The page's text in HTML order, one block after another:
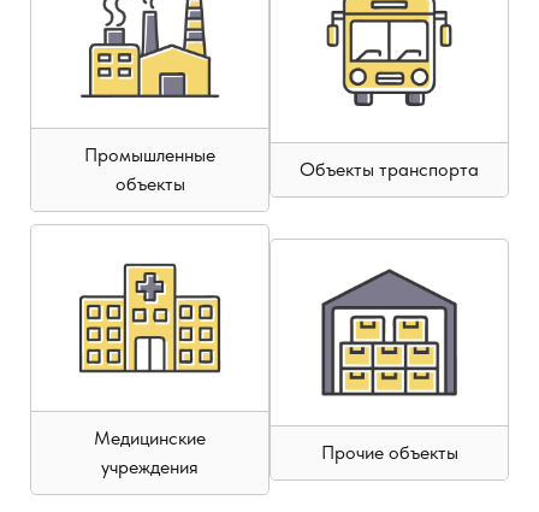
Промышленные
объекты
Объекты транспорта
Медицинские
учреждения
Прочие объекты